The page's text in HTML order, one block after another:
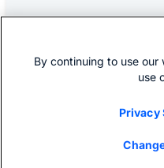
By continuing to use
use
Privacy